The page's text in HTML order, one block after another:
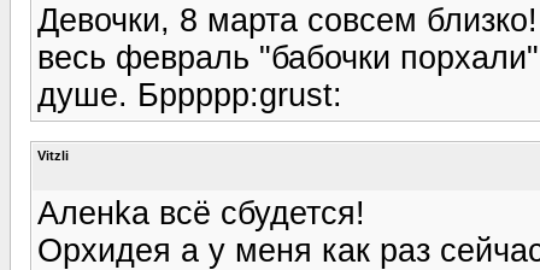
Девочки, 8 марта совсем
весь февраль "бабочки
душе. Бррррр:grust:
Vitzli
Аленka всё сбудется!
Орхидея а у меня как раз